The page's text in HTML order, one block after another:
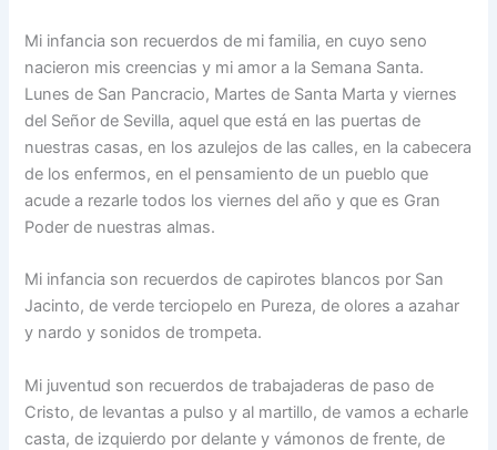
Mi infancia son recuerdos de mi familia, en cuyo seno
nacieron mis creencias y mi amor a la Semana Santa.
Lunes de San Pancracio, Martes de Santa Marta y viernes
del Señor de Sevilla, aquel que está en las puertas de
nuestras casas, en los azulejos de las calles, en la cabecera
de los enfermos, en el pensamiento de un pueblo que
acude a rezarle todos los viernes del año y que es Gran
Poder de nuestras almas.
Mi infancia son recuerdos de capirotes blancos por San
Jacinto, de verde terciopelo en Pureza, de olores a azahar
y nardo y sonidos de trompeta.
Mi juventud son recuerdos de trabajaderas de paso de
Cristo, de levantas a pulso y al martillo, de vamos a echarle
casta, de izquierdo por delante y vámonos de frente, de